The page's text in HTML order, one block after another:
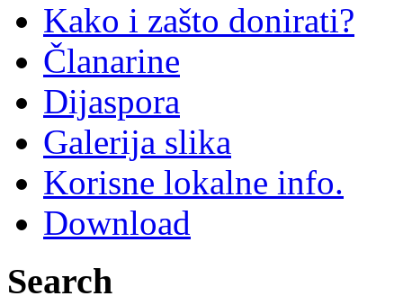
Kako i zašto donirati?
Članarine
Dijaspora
Galerija slika
Korisne lokalne info.
Download
Search